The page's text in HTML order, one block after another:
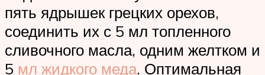
пять ядрышек грецких орехов,
соединить их с 5 мл топленного
сливочного масла, одним желтком и
5 мл жидкого меда. Оптимальная